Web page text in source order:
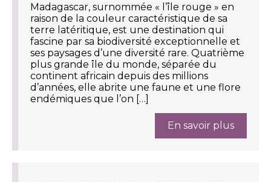
Madagascar, surnommée « l’île rouge » en
raison de la couleur caractéristique de sa
terre latéritique, est une destination qui
fascine par sa biodiversité exceptionnelle et
ses paysages d’une diversité rare. Quatrième
plus grande île du monde, séparée du
continent africain depuis des millions
d’années, elle abrite une faune et une flore
endémiques que l’on […]
En savoir plus